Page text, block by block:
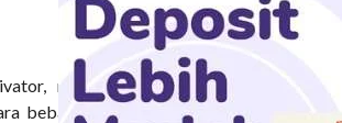
memberikan tips- tips sukses. Dia
bebas hutang. Jargonnya Membebaskan